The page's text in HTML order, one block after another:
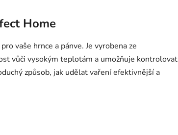
Home
vaše hrnce a pánve. Je vyrobena ze
vůči vysokým teplotám a umožňuje kontrolovat
způsob, jak udělat vaření efektivnější a